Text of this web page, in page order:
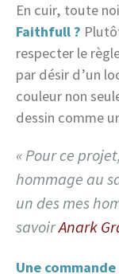
En cuir, toute
Faithfull ?
respecter le
par désir d’un
couleur non
dessin comme
« Pour ce
hommage au
un des mes
savoirAnark
Une